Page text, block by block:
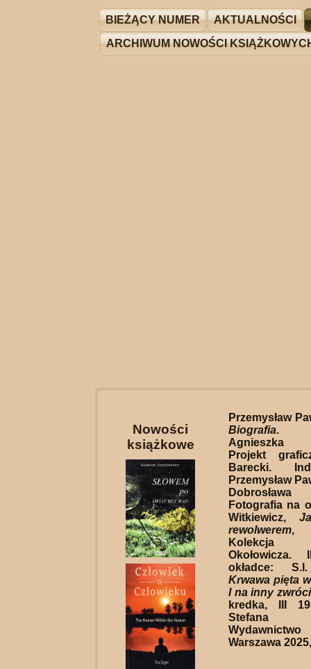
BIEŻĄCY NUMER AKTUALNOŚCI
ARCHIWUM NOWOŚCI
Nowości
książkowe
Przemysław
Biografia.
Agnieszka
Projekt
Barecki.
Przemysław
Dobrosława
Fotografia na
Witkiewicz,
rewolwerem,
Kolekcja
Okołowicza.
okładce:
Krwawa pięta
I na inny
kredka, III
Stefana
Warszawa